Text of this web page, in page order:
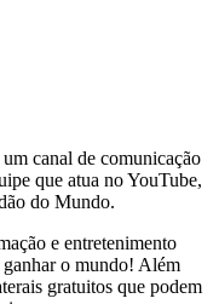
canal de comunicação
que atua no YouTube,
do Mundo.
e entretenimento
ganhar o mundo! Além
gratuitos que podem